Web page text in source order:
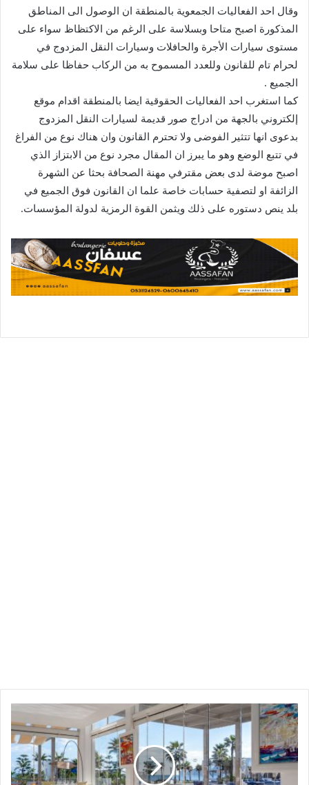
وقال احد الفعاليات الجمعوية بالمنطقة ان الوصول الى المناطق
المذكورة اصبح متاحا وبسلاسة على الرغم من الاكتظاظ سواء على
مستوى سيارات الأجرة والحافلات وسيارات النقل المزدوج في
لحرام تام للقانون وللعدد المسموح به من الركاب حفاظا على سلامة
الجميع .
كما استغرب احد الفعاليات الحقوقية ايضا بالمنطقة اقدام موقع
إلكتروني بالجهة من ادراج صور قديمة لسيارات النقل المزدوج
بدعوى انها تتثير الفوضى ولا تحترم القانون وان هناك نوع من الفراغ
في تتبع الوضع وهو ما يبرز ان المقال مجرد نوع من الابتزاز الذي
اصبح موضة لدى بعض مقترفي مهنة الصحافة بحثا عن الشهرة
الزائفة او لتصفية حسابات خاصة علما ان القانون فوق الجميع في
بلد ينص دستوره على ذلك ويثمن القوة الرمزية لدولة المؤسسات.